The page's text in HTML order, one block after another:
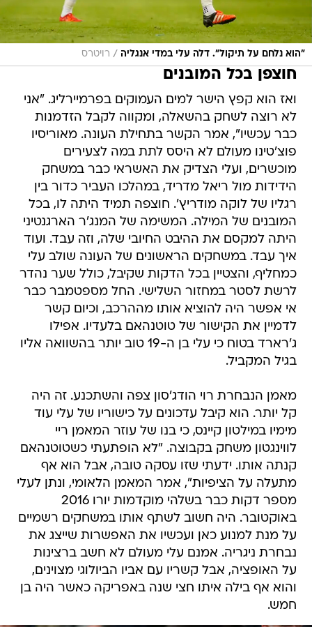
"הוא נלחם על תיקול". דלה עלי במדי אנגליה / רויטרס
חוצפן בכל המובנים
ואז הוא קפץ הישר למים העמוקים בפרמיירליג. "אני
לא רוצה לשחק בהשאלה, ומקווה לקבל הזדמנות
כבר עכשיו", אמר הקשר בתחילת העונה. מאוריסיו
פוצ'טינו מעולם לא היסס לתת במה לצעירים
מוכשרים, ועלי הצדיק את האשראי כבר במשחק
הידידות מול ריאל מדריד, במהלכו העביר כדור בין
רגליו של לוקה מודריץ'. חוצפה תמיד היתה לו, בכל
המובנים של המילה. המשימה של המנג'ר הארגנטיני
היתה למקסם את ההיבט החיובי שלה, וזה עבד. ועוד
איך עבד. במשחקים הראשונים של העונה שולב עלי
כמחליף, והצטיין בכל הדקות שקיבל, כולל שער נהדר
לרשת לסטר במחזור השלישי. החל מספטמבר כבר
אי אפשר היה להוציא אותו מההרכב, וכיום קשר
לדמיין את הקישור של טוטנהאם בלעדיו. אפילו
ג'רארד בטוח כי עלי בן ה-19 טוב יותר בהשוואה אליו
בגיל המקביל.
מאמן הנבחרת רוי הודג'סון צפה והשתכנע. זה היה
קל יותר. הוא קיבל עדכונים על כישוריו של עלי עוד
מימיו במילטון קיינס, כי בנו של עוזר המאמן ריי
לווינגטון משחק בקבוצה. "לא הופתעתי כשטוטנהאם
קנתה אותו. ידעתי שזו עסקה טובה, אבל הוא אף
מתעלה על הציפיות", אמר המאמן הלאומי, ונתן לעלי
מספר דקות כבר בשלהי מוקדמות יורו 2016
באוקטובר. היה חשוב לשתף אותו במשחקים רשמיים
על מנת למנוע כאן ועכשיו את האפשרות שייצג את
נבחרת ניגריה. אמנם עלי מעולם לא חשב ברצינות
על האופציה, אבל קשריו עם אביו הביולוגי מצוינים,
והוא אף בילה איתו חצי שנה באפריקה כאשר היה בן
חמש.